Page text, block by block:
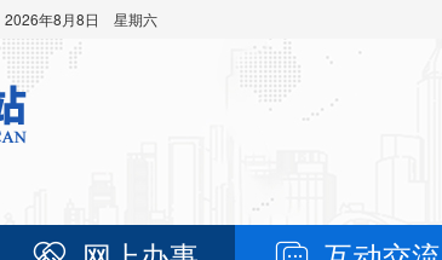
2026年8月8日 星期六